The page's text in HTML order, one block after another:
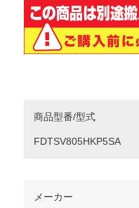
商品型番/型式
FDTSV805HKP5SA
メーカー